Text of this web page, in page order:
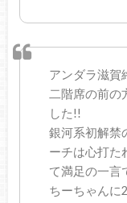
アンダラ滋賀
二階席の前の
した!!
銀河系初解禁
ーチは心打た
て満足の一言
ちーちゃんに